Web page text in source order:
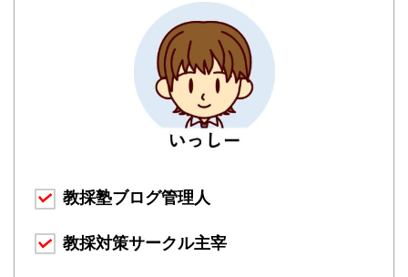
教採塾ブログ管理人
教採対策サークル主宰